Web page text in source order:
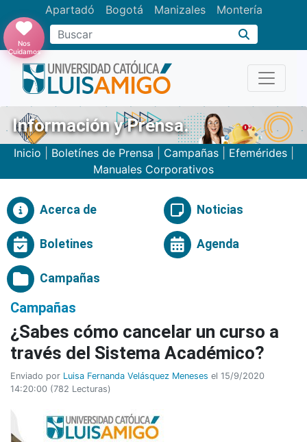
Apartadó Bogotá Manizales Montería
Buscar
Nos
Cuidamos
Información y Prensa.
Inicio Boletínes de Prensa Campañas| Efemérides|
Manuales Corporativos
Acerca de Noticias
Boletines Agenda
Campañas
Campañas
¿Sabes cómo cancelar un curso a
través del Sistema Académico?
Enviado por Luisa Fernanda Velásquez Meneses el 15/9/2020
14:20:00 (782 Lecturas)